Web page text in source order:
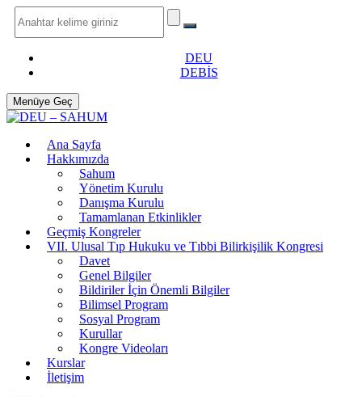
DEU
DEBİS
Menüye Geç
Ana Sayfa
Hakkımızda
Sahum
Yönetim Kurulu
Danışma Kurulu
Tamamlanan Etkinlikler
Geçmiş Kongreler
VII. Ulusal Tıp Hukuku ve Tıbbi Bilirkişilik Kongresi
Davet
Genel Bilgiler
Bildiriler İçin Önemli Bilgiler
Bilimsel Program
Sosyal Program
Kurullar
Kongre Videoları
Kurslar
İletişim